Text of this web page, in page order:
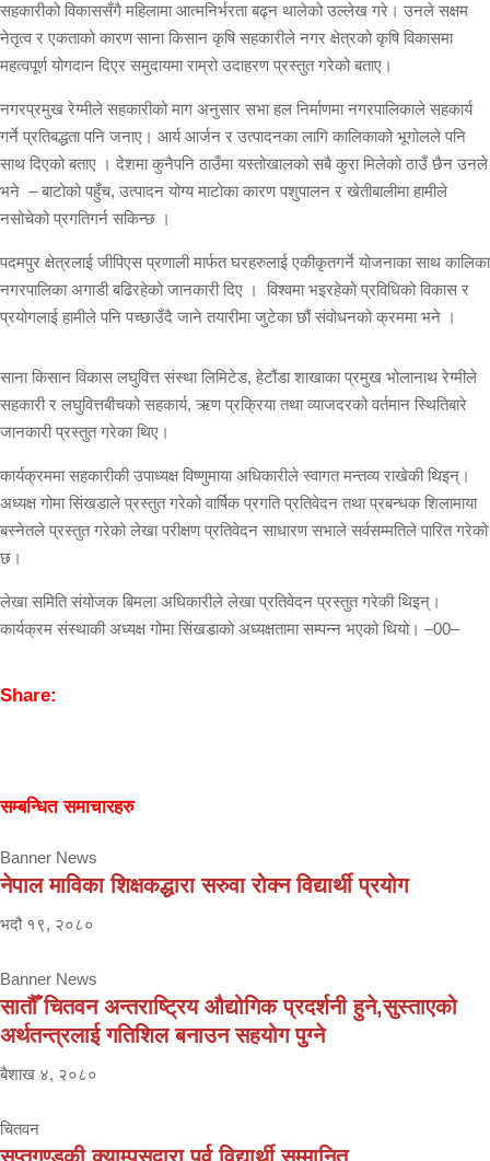
सहकारीको विकाससँगै महिलामा आत्मनिर्भरता बढ्न थालेको उल्लेख गरे। उनले सक्षम
नेतृत्व र एकताको कारण साना किसान कृषि सहकारीले नगर क्षेत्रको कृषि विकासमा
महत्वपूर्ण योगदान दिएर समुदायमा राम्रो उदाहरण प्रस्तुत गरेको बताए।
नगरप्रमुख रेग्मीले सहकारीको माग अनुसार सभा हल निर्माणमा नगरपालिकाले सहकार्य
गर्ने प्रतिबद्धता पनि जनाए। आर्य आर्जन र उत्पादनका लागि कालिकाको भूगोलले पनि
साथ दिएको बताए । देशमा कुनैपनि ठाउँमा यस्तोखालको सबै कुरा मिलेको ठाउँ छैन उनले
भने – बाटोको पहुँच, उत्पादन योग्य माटोका कारण पशुपालन र खेतीबालीमा हामीले
नसोचेको प्रगतिगर्न सकिन्छ ।
पदमपुर क्षेत्रलाई जीपिएस प्रणाली मार्फत घरहरुलाई एकीकृतगर्ने योजनाका साथ कालिका
नगरपालिका अगाडी बढिरहेको जानकारी दिए । विश्वमा भइरहेको प्रविधिको विकास र
प्रयोगलाई हामीले पनि पच्छाउँदै जाने तयारीमा जुटेका छौं संवोधनको क्रममा भने ।
साना किसान विकास लघुवित्त संस्था लिमिटेड, हेटौंडा शाखाका प्रमुख भोलानाथ रेग्मीले
सहकारी र लघुवित्तबीचको सहकार्य, ऋण प्रक्रिया तथा व्याजदरको वर्तमान स्थितिबारे
जानकारी प्रस्तुत गरेका थिए।
कार्यक्रममा सहकारीकी उपाध्यक्ष विष्णुमाया अधिकारीले स्वागत मन्तव्य राखेकी थिइन्।
अध्यक्ष गोमा सिंखडाले प्रस्तुत गरेको वार्षिक प्रगति प्रतिवेदन तथा प्रबन्धक शिलामाया
बस्नेतले प्रस्तुत गरेको लेखा परीक्षण प्रतिवेदन साधारण सभाले सर्वसम्मतिले पारित गरेको
छ।
लेखा समिति संयोजक बिमला अधिकारीले लेखा प्रतिवेदन प्रस्तुत गरेकी थिइन्।
कार्यक्रम संस्थाकी अध्यक्ष गोमा सिंखडाको अध्यक्षतामा सम्पन्न भएको थियो। –00–
Share:
सम्बन्धित समाचारहरु
Banner News
नेपाल माविका शिक्षकद्धारा सरुवा रोक्न विद्यार्थी प्रयोग
भदौ १९, २०८०
Banner News
सातौँ चितवन अन्तराष्ट्रिय औद्योगिक प्रदर्शनी हुने,सुस्ताएको
अर्थतन्त्रलाई गतिशिल बनाउन सहयोग पुग्ने
बैशाख ४, २०८०
चितवन